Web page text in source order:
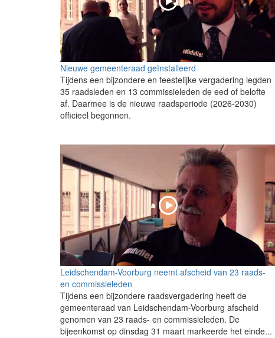
Nieuwe gemeenteraad geïnstalleerd
Tijdens een bijzondere en feestelijke vergadering legden
35 raadsleden en 13 commissieleden de eed of belofte
af. Daarmee is de nieuwe raadsperiode (2026-2030)
officieel begonnen.
Leidschendam-Voorburg neemt afscheid van 23 raads-
en commissieleden
Tijdens een bijzondere raadsvergadering heeft de
gemeenteraad van Leidschendam-Voorburg afscheid
genomen van 23 raads- en commissieleden. De
bijeenkomst op dinsdag 31 maart markeerde het einde...